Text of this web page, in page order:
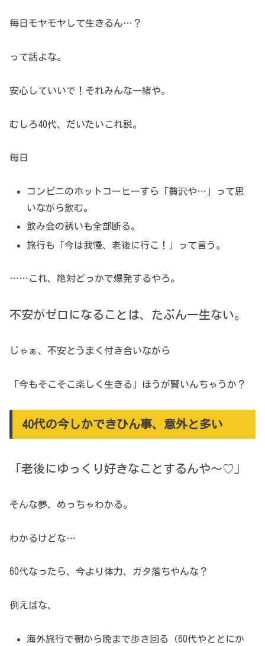
毎日モヤモヤして生きるん…？
って話よな。
安心していいで！それみんな一緒や。
むしろ40代、だいたいこれ説。
毎日
コンビニのホットコーヒーすら「贅沢や…」って思
いながら飲む。
飲み会の誘いも全部断る。
旅行も「今は我慢、老後に行こ！」って言う。
……これ、絶対どっかで爆発するやろ。
不安がゼロになることは、たぶん一生ない。
じゃぁ、不安とうまく付き合いながら
「今もそこそこ楽しく生きる」ほうが賢いんちゃうか？
40代の今しかできひん事、意外と多い
「老後にゆっくり好きなことするんや～♡」
そんな夢、めっちゃわかる。
わかるけどな…
60代なったら、今より体力、ガタ落ちやんな？
例えばな、
海外旅行で朝から晩まで歩き回る（60代やととにか